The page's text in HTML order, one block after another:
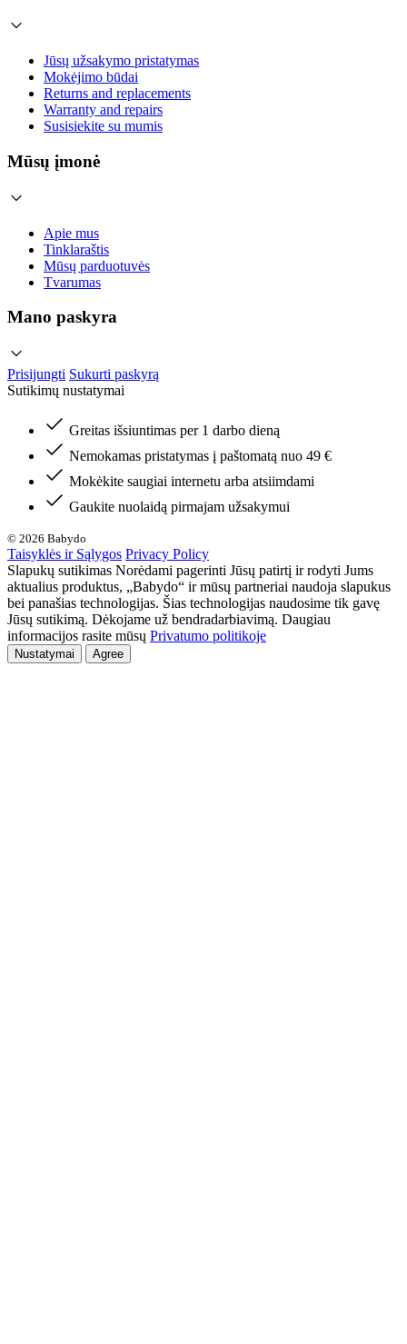
Jūsų užsakymo pristatymas
Mokėjimo būdai
Returns and replacements
Warranty and repairs
Susisiekite su mumis
Mūsų įmonė
Apie mus
Tinklaraštis
Mūsų parduotuvės
Tvarumas
Mano paskyra
Prisijungti Sukurti paskyrą
Sutikimų nustatymai
Greitas išsiuntimas per 1 darbo dieną
Nemokamas pristatymas į paštomatą nuo 49 €
Mokėkite saugiai internetu arba atsiimdami
Gaukite nuolaidą pirmajam užsakymui
© 2026 Babydo
Taisyklės ir Sąlygos Privacy Policy
Slapukų sutikimas Norėdami pagerinti Jūsų patirtį ir rodyti Jums
aktualius produktus, „Babydo“ ir mūsų partneriai naudoja slapukus
bei panašias technologijas. Šias technologijas naudosime tik gavę
Jūsų sutikimą. Dėkojame už bendradarbiavimą. Daugiau
informacijos rasite mūsų Privatumo politikoje
Nustatymai Agree